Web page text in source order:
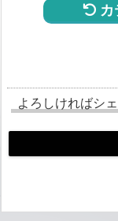
よろしければシ